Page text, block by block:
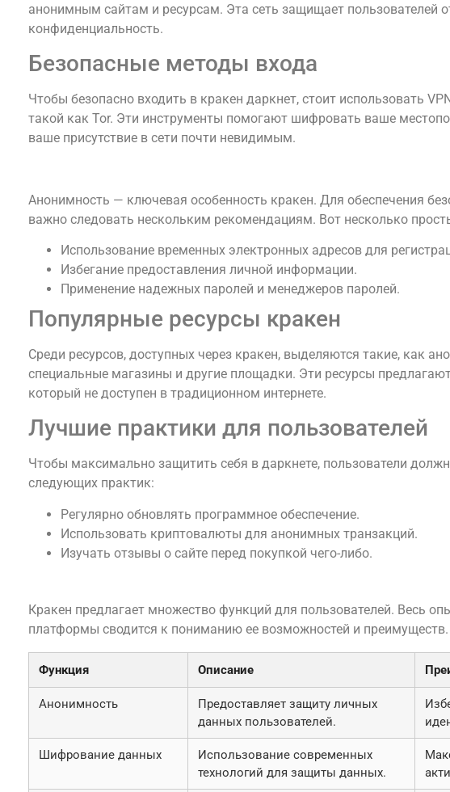
анонимным сайтам и ресурсам. Эта сеть защищает пользователей
конфиденциальность.
Безопасные методы входа
Чтобы безопасно входить в кракен даркнет, стоит использовать
такой как Tor. Эти инструменты помогают шифровать ваше
ваше присутствие в сети почти невидимым.
Анонимность — ключевая особенность кракен. Для обеспечения
важно следовать нескольким рекомендациям. Вот несколько
Использование временных электронных адресов для
Избегание предоставления личной информации.
Применение надежных паролей и менеджеров паролей.
Популярные ресурсы кракен
Среди ресурсов, доступных через кракен, выделяются такие, как
специальные магазины и другие площадки. Эти ресурсы
который не доступен в традиционном интернете.
Лучшие практики для пользователей
Чтобы максимально защитить себя в даркнете, пользователи
следующих практик:
Регулярно обновлять программное обеспечение.
Использовать криптовалюты для анонимных транзакций.
Изучать отзывы о сайте перед покупкой чего-либо.
Кракен предлагает множество функций для пользователей. Весь
платформы сводится к пониманию ее возможностей и преимуществ.
Функция Описание
Анонимность
Предоставляет защиту личных
данных пользователей.
Шифрование данных
Использование современных
технологий для защиты данных.